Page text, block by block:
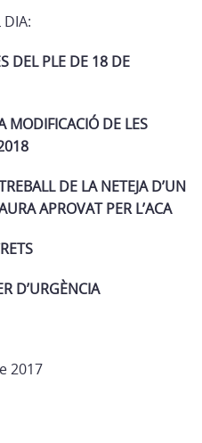
DEL PLE DE 18 DE
MODIFICACIÓ DE LES
DE LA NETEJA D’UN
APROVAT PER L’ACA
D’URGÈNCIA
2017